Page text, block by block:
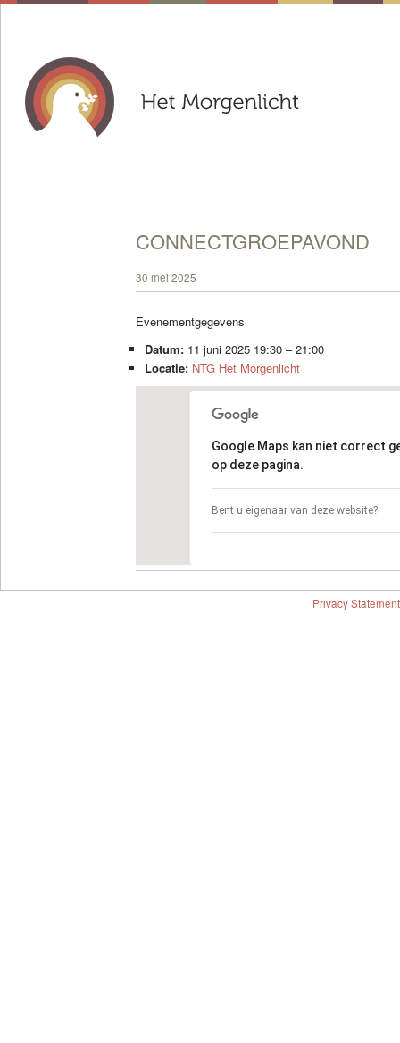
CONNECTGROEPAVOND
30 mei 2025
Evenementgegevens
Datum: 11 juni 2025 19:30–21:00
Locatie: NTG Het Morgenlicht
Google Maps kan niet correct
op deze pagina.
Bent u eigenaar van deze website?
Privacy Statement